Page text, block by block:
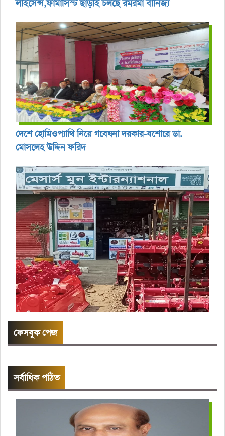
লাইসেন্স,ফার্মাসিস্ট ছাড়াই চলছে রমরমা বানিজ্য ‎
দেশে হোমিওপ্যাথি নিয়ে গবেষনা দরকার-যশোরে ডা.
মোসলেহ উদ্দিন ফরিদ
ফেসবুক পেজ
সর্বাধিক পঠিত